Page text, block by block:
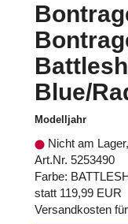
Blue/
Modelljahr
Nicht am
Art.Nr. 5253490
Farbe:
statt 119,99 EUR
Versandkosten